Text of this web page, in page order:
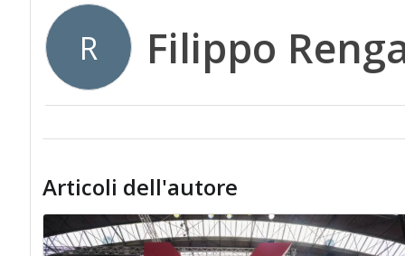
R Filippo
Articoli dell'autore